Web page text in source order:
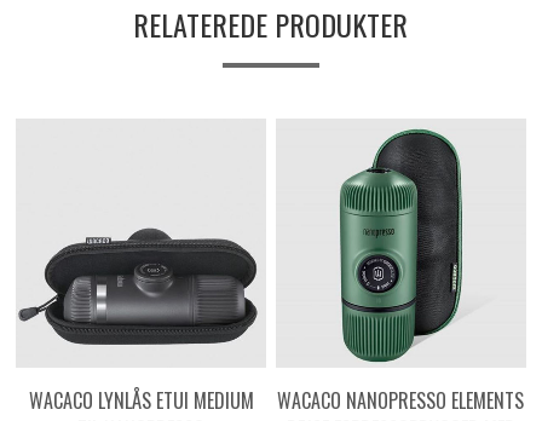
RELATEREDE PRODUKTER
WACACO LYNLÅS ETUI MEDIUM
WACACO NANOPRESSO ELEMENTS